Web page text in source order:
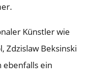
Künstler wie
Zdzislaw Beksinski
ebenfalls ein